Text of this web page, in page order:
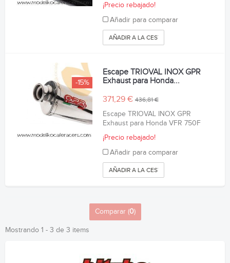
¡Precio rebajado!
Añadir para comparar
AÑADIR A LA CESTA
-15%
Escape TRIOVAL INOX GPR
Exhaust para Honda...
371,29 €436,81 €
Escape TRIOVAL INOX GPR
Exhaust para Honda VFR 750F
¡Precio rebajado!
Añadir para comparar
AÑADIR A LA CESTA
Comparar (0)
Mostrando 1 - 3 de 3 items